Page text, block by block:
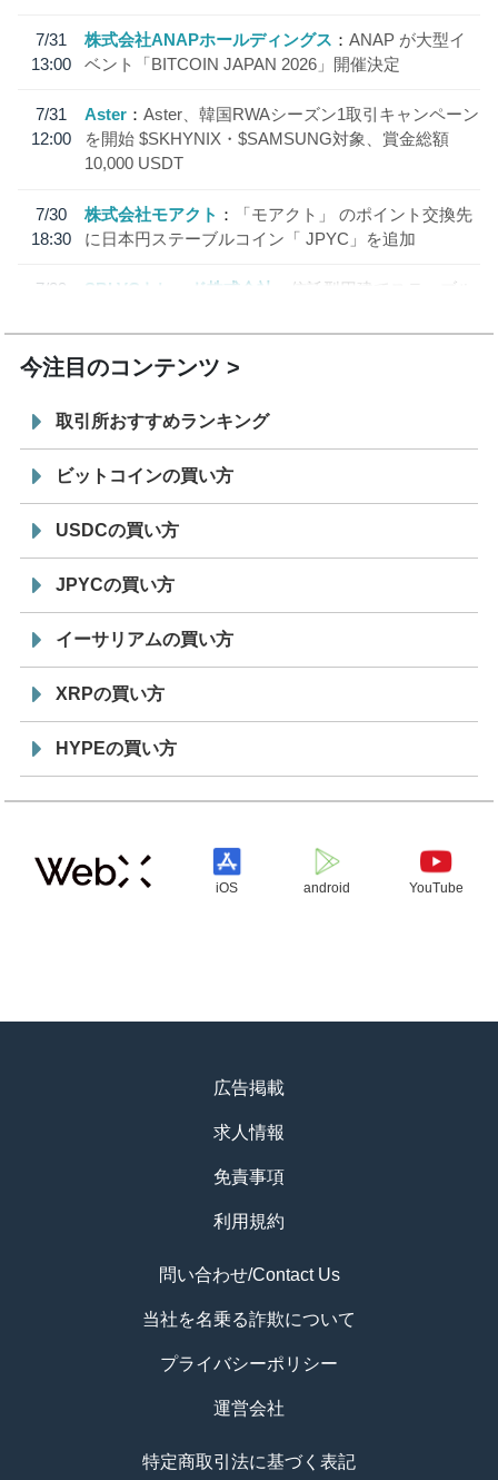
7/31
13:00
株式会社ANAPホールディングス
ANAP が大型イ
ベント「BITCOIN JAPAN 2026」開催決定
7/31
12:00
Aster
Aster、韓国RWAシーズン1取引キャンペーン
を開始 $SKHYNIX・$SAMSUNG対象、賞金総額
10,000 USDT
7/30
18:30
株式会社モアクト
「モアクト」 のポイント交換先
に日本円ステーブルコイン「 JPYC」を追加
7/29
SBI VCトレード株式会社
信託型円建てステーブル
今注目のコンテンツ
取引所おすすめランキング
ビットコインの買い方
USDCの買い方
JPYCの買い方
イーサリアムの買い方
XRPの買い方
HYPEの買い方
iOS android YouTube
広告掲載
求人情報
免責事項
利用規約
問い合わせ/Contact Us
当社を名乗る詐欺について
プライバシーポリシー
運営会社
特定商取引法に基づく表記